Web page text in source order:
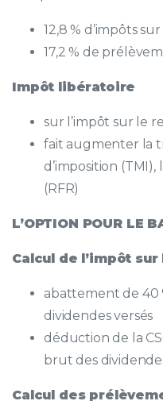
12,8 % d’impôts
17,2 % de
Impôt libératoire
sur l’impôt sur le
fait augmenter la
d’imposition
(RFR)
L’OPTION POUR LE
Calcul de l’impôt
abattement de 40
dividendes versés
déduction de la
brut des
Calcul des